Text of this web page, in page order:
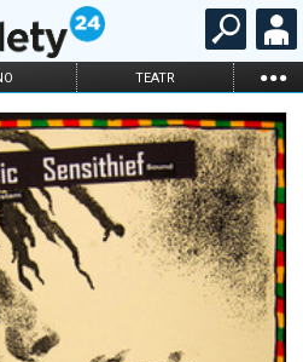
TEATR ...
BALET
STAND-UP
KARNETY